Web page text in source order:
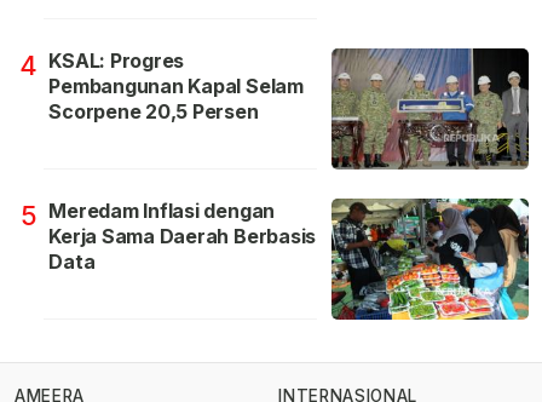
4 KSAL: Progres
Pembangunan Kapal Selam
Scorpene 20,5 Persen
5 Meredam Inflasi dengan
Kerja Sama Daerah Berbasis
Data
AMEERA INTERNASIONAL